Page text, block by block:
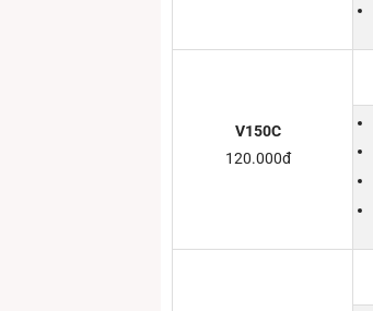
V150C
120.000đ